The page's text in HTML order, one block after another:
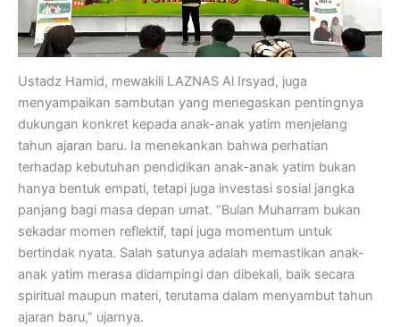
Ustadz Hamid, mewakili LAZNAS Al Irsyad, juga
menyampaikan sambutan yang menegaskan pentingnya
dukungan konkret kepada anak-anak yatim menjelang
tahun ajaran baru. Ia menekankan bahwa perhatian
terhadap kebutuhan pendidikan anak-anak yatim bukan
hanya bentuk empati, tetapi juga investasi sosial jangka
panjang bagi masa depan umat. “Bulan Muharram bukan
sekadar momen reflektif, tapi juga momentum untuk
bertindak nyata. Salah satunya adalah memastikan anak-
anak yatim merasa didampingi dan dibekali, baik secara
spiritual maupun materi, terutama dalam menyambut tahun
ajaran baru,” ujarnya.